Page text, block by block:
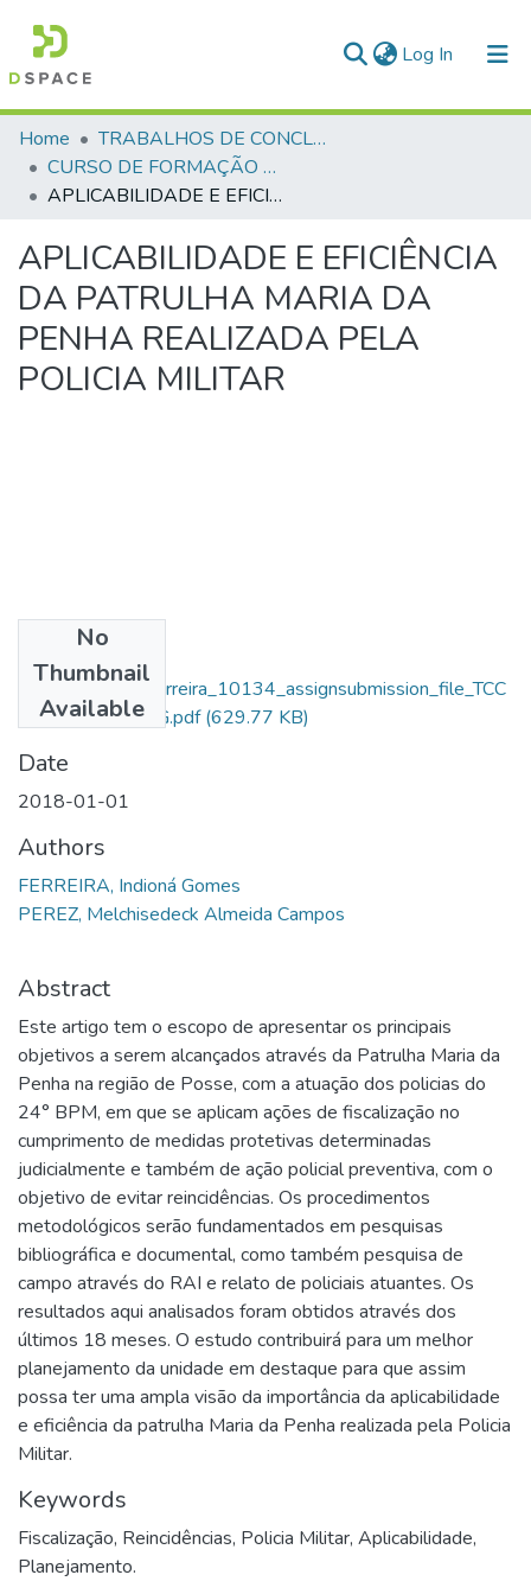
Log In (current)
Communities & Collections
All of DSpace
Home
TRABALHOS DE CONCLUSÃO DE CURSO - CFP (CURSO DE FORMAÇÃO DE PRAÇAS)
CURSO DE FORMAÇÃO DE PRAÇAS - CFP - 2018
APLICABILIDADE E EFICIÊNCIA DA PATRULHA MARIA DA PENHA REALIZADA PELA POLICIA MILITAR
APLICABILIDADE E EFICIÊNCIA
DA PATRULHA MARIA DA
PENHA REALIZADA PELA
POLICIA MILITAR
No
Thumbnail
Available
Indioná Gomes Ferreira_10134_assignsubmission_file_TCC
INDIONA FERRIG.pdf(629.77 KB)
Date
2018-01-01
Authors
FERREIRA, Indioná Gomes
PEREZ, Melchisedeck Almeida Campos
Abstract
Este artigo tem o escopo de apresentar os principais
objetivos a serem alcançados através da Patrulha Maria da
Penha na região de Posse, com a atuação dos policias do
24° BPM, em que se aplicam ações de fiscalização no
cumprimento de medidas protetivas determinadas
judicialmente e também de ação policial preventiva, com o
objetivo de evitar reincidências. Os procedimentos
metodológicos serão fundamentados em pesquisas
bibliográfica e documental, como também pesquisa de
campo através do RAI e relato de policiais atuantes. Os
resultados aqui analisados foram obtidos através dos
últimos 18 meses. O estudo contribuirá para um melhor
planejamento da unidade em destaque para que assim
possa ter uma ampla visão da importância da aplicabilidade
e eficiência da patrulha Maria da Penha realizada pela Policia
Militar.
Keywords
Fiscalização, Reincidências, Policia Militar, Aplicabilidade,
Planejamento.